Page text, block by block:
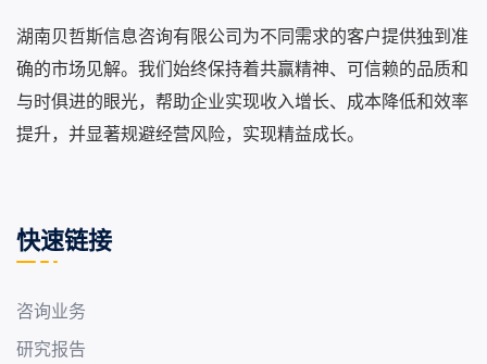
湖南贝哲斯信息咨询有限公司为不同需求的客户提供独到准
确的市场见解。我们始终保持着共赢精神、可信赖的品质和
与时俱进的眼光，帮助企业实现收入增长、成本降低和效率
提升，并显著规避经营风险，实现精益成长。
快速链接
咨询业务
研究报告